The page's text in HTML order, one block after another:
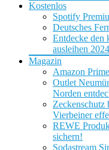
Kostenlos
Spotify
Deutsches
Entdecke den
ausleihen 2024
Magazin
Amazon
Outlet
Norden
Zeckenschutz
Vierbeiner
REWE
sichern!
Sodastream